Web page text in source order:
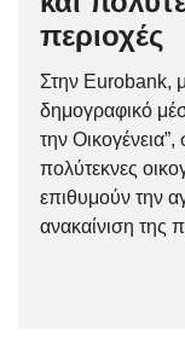
περιοχές
Στην Eurobank,
δημογραφικό
την Οικογένεια”,
πολύτεκνες
επιθυμούν την
ανακαίνιση της